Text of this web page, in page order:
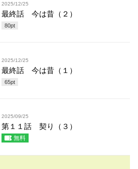
2025/12/25
最終話 今は昔（２）
80pt
2025/12/25
最終話 今は昔（１）
65pt
2025/09/25
第１１話 契り（３）
無料